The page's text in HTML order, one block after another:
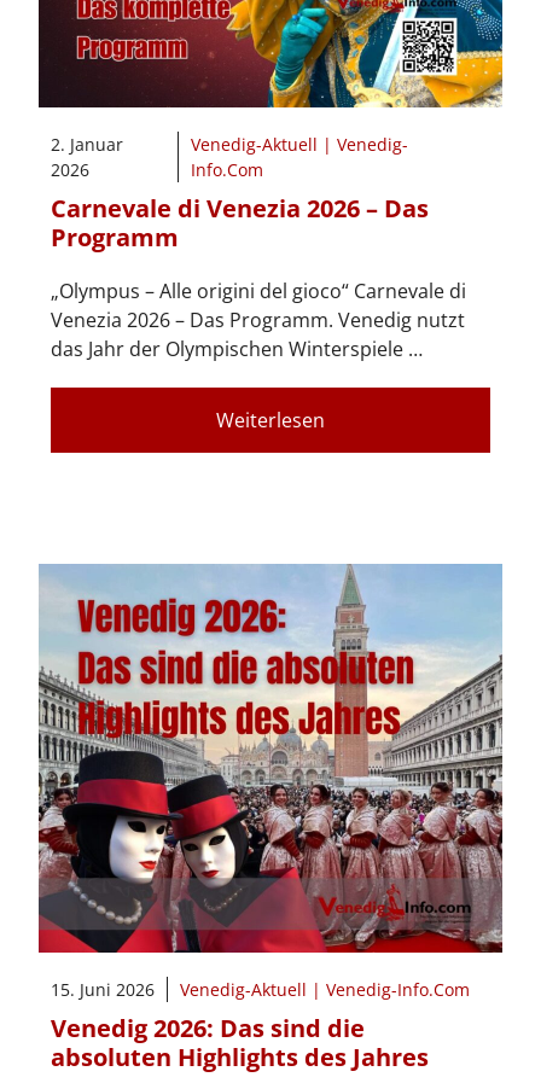
2. Januar
2026
Venedig-Aktuell | Venedig-
Info.Com
Carnevale di Venezia 2026 – Das
Programm
„Olympus – Alle origini del gioco“ Carnevale di
Venezia 2026 – Das Programm. Venedig nutzt
das Jahr der Olympischen Winterspiele …
Weiterlesen
15. Juni 2026 Venedig-Aktuell | Venedig-Info.Com
Venedig 2026: Das sind die
absoluten Highlights des Jahres